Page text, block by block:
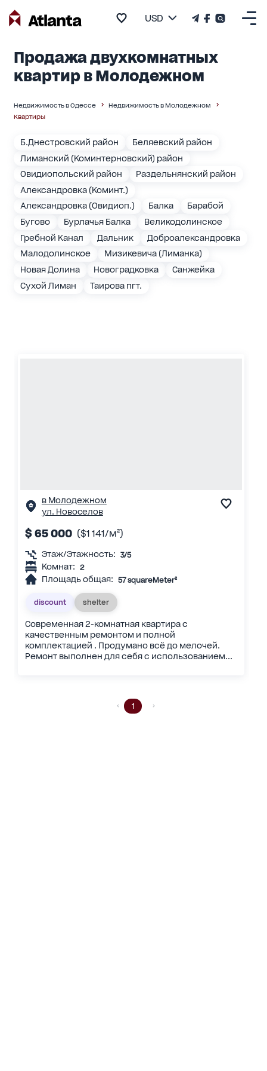
USD
Продажа двухкомнатных
квартир в Молодежном
Недвижимость в Одессе
Недвижимость в Молодежном
Квартиры
Б.Днестровский район
Беляевский район
Лиманский (Коминтерновский) район
Овидиопольский район
Раздельнянский район
Александровка (Коминт.)
Александровка (Овидиоп.)
Балка
Барабой
Бугово
Бурлачья Балка
Великодолинское
Гребной Канал
Дальник
Доброалександровка
Малодолинское
Мизикевича (Лиманка)
Новая Долина
Новоградковка
Санжейка
Сухой Лиман
Таирова пгт.
в Молодежном
ул. Новоселов
$ 65 000 ($1 141/м²)
Этаж/Этажность: 3/5
Комнат: 2
Площадь общая: 57 squareMeter²
discount shelter
Современная 2-комнатная квартира с
качественным ремонтом и полной
комплектацией . Продумано всё до мелочей.
Ремонт выполнен для себя с использованием...
1